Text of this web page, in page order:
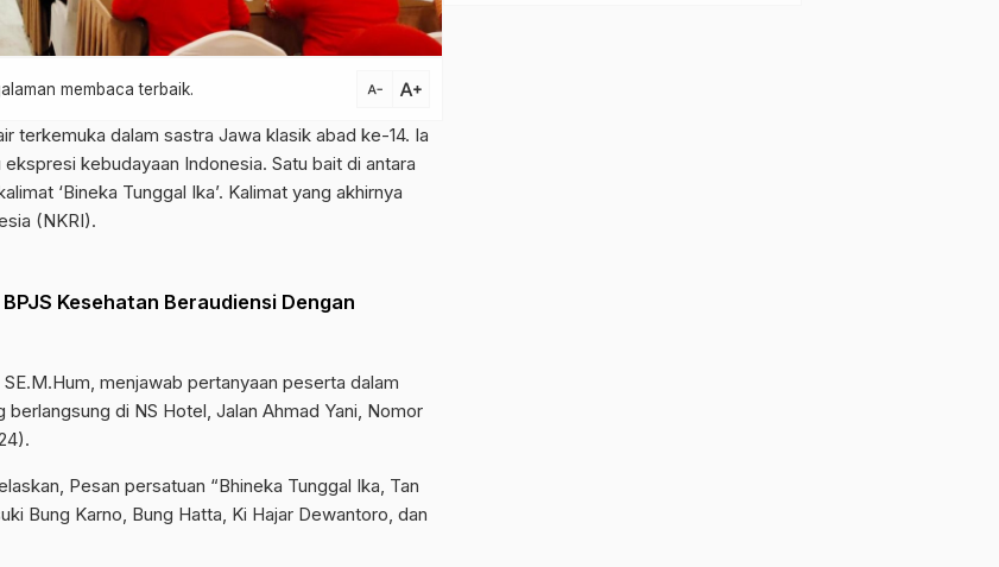
membaca terbaik. text_decrease text_increase
terkemuka dalam sastra Jawa klasik abad ke-14. Ia
kebudayaan Indonesia. Satu bait di antara
‘Bineka Tunggal Ika’. Kalimat yang akhirnya
(NKRI).
Kesehatan Beraudiensi Dengan
menjawab pertanyaan peserta dalam
di NS Hotel, Jalan Ahmad Yani, Nomor
Pesan persatuan “Bhineka Tunggal Ika, Tan
Bung Karno, Bung Hatta, Ki Hajar Dewantoro, dan